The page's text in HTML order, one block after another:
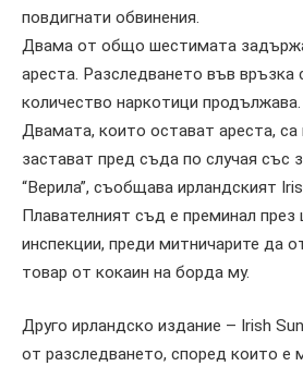
повдигнати обвинения.
Двама от общо шестимата
ареста. Разследването във връзка
количество наркотици продължава.
Двамата, които остават ареста, са
застават пред съда по случая със
“Верила”, съобщава ирландският
Плавателният съд е преминал през
инспекции, преди митничарите да
товар от кокаин на борда му.
Друго ирландско издание – Irish
от разследването, според които е